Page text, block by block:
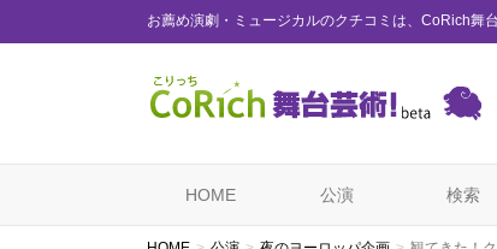
お薦め演劇・ミュージカルのクチコミは、CoRich舞
HOME 公演 検索